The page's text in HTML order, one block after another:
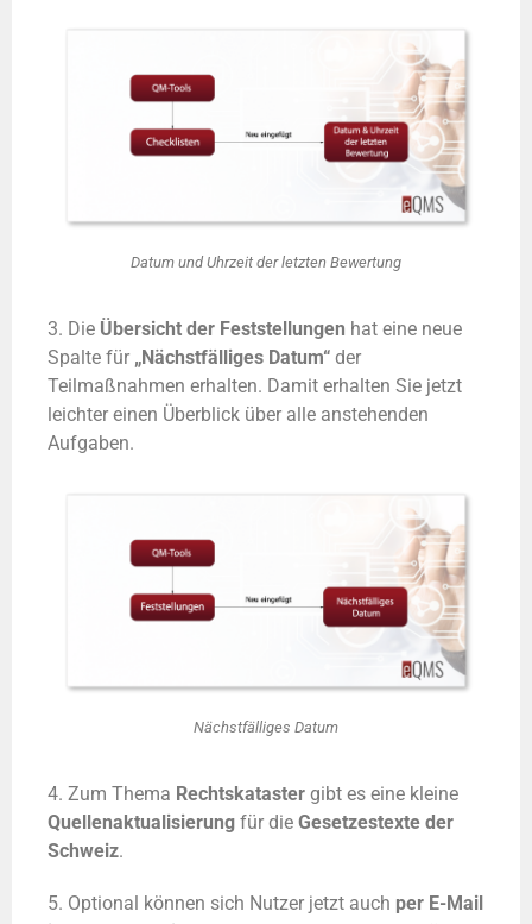
Datum und Uhrzeit der letzten Bewertung
3. Die Übersicht der Feststellungen hat eine neue
Spalte für „Nächstfälliges Datum“ der
Teilmaßnahmen erhalten. Damit erhalten Sie jetzt
leichter einen Überblick über alle anstehenden
Aufgaben.
Nächstfälliges Datum
4. Zum Thema Rechtskataster gibt es eine kleine
Quellenaktualisierung für dieGesetzestexte der
Schweiz.
5. Optional können sich Nutzer jetzt auch per E-Mail